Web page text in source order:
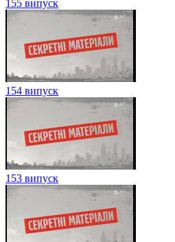
155 випуск
154 випуск
153 випуск